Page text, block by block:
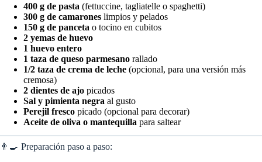
400 g de pasta (fettuccine, tagliatelle o spaghetti)
300 g de camarones limpios y pelados
150 g de panceta o tocino en cubitos
2 yemas de huevo
1 huevo entero
1 taza de queso parmesano rallado
1/2 taza de crema de leche (opcional, para una versión más
cremosa)
2 dientes de ajo picados
Sal y pimienta negra al gusto
Perejil fresco picado (opcional para decorar)
Aceite de oliva o mantequilla para saltear
👨‍🍳 Preparación paso a paso: